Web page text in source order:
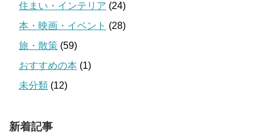
住まい・インテリア (24)
本・映画・イベント (28)
旅・散策 (59)
おすすめの本 (1)
未分類 (12)
新着記事